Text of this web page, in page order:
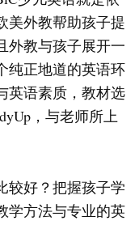
美外教帮助孩子提
外教与孩子展开一
纯正地道的英语环
英语素质，教材选
，与老师所上
好？把握孩子学
学方法与专业的英